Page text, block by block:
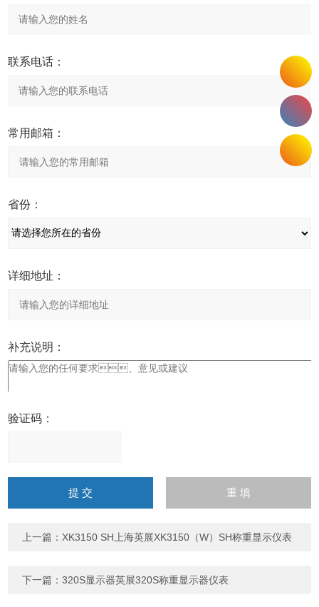
联系电话：
常用邮箱：
省份：
详细地址：
补充说明：
验证码：
字），如：三加四=7
上一篇： XK3150 SH上海英展XK3150（W）SH称重显示仪表
下一篇：320S显示器英展320S称重显示器仪表